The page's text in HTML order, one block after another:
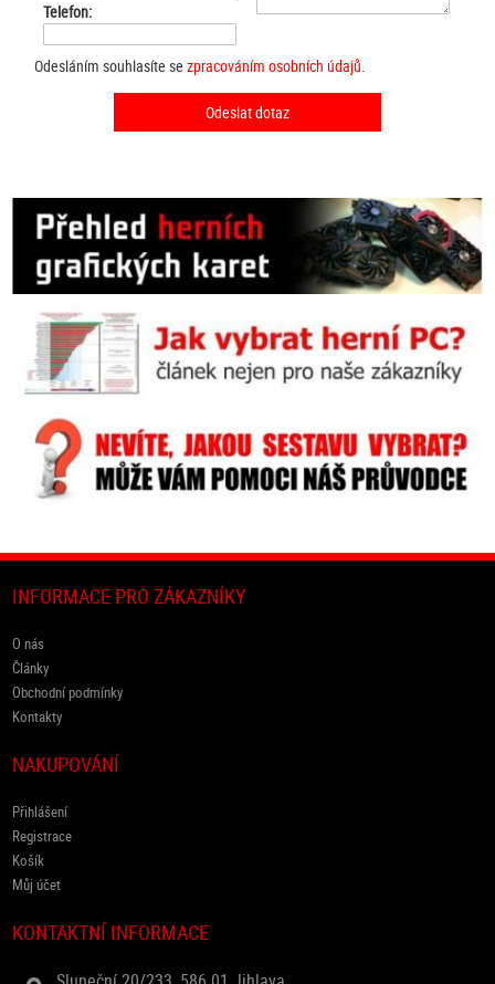
Telefon:
Odesláním souhlasíte sezpracováním osobních údajů.
INFORMACE PRO ZÁKAZNÍKY
O nás
Články
Obchodní podmínky
Kontakty
NAKUPOVÁNÍ
Přihlášení
Registrace
Košík
Můj účet
KONTAKTNÍ INFORMACE